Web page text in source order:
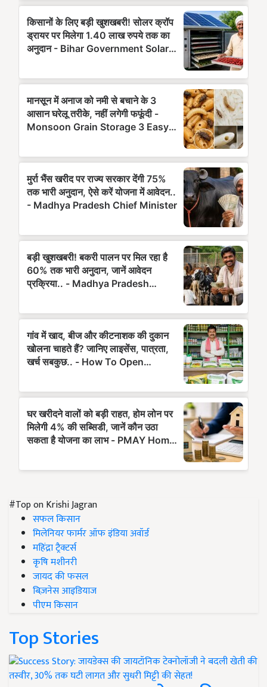
#Top on Krishi Jagran
सफल किसान
मिलेनियर फार्मर ऑफ इंडिया अवॉर्ड
महिंद्रा ट्रैक्टर्स
कृषि मशीनरी
जायद की फसल
बिज़नेस आइडियाज
पीएम किसान
Top Stories